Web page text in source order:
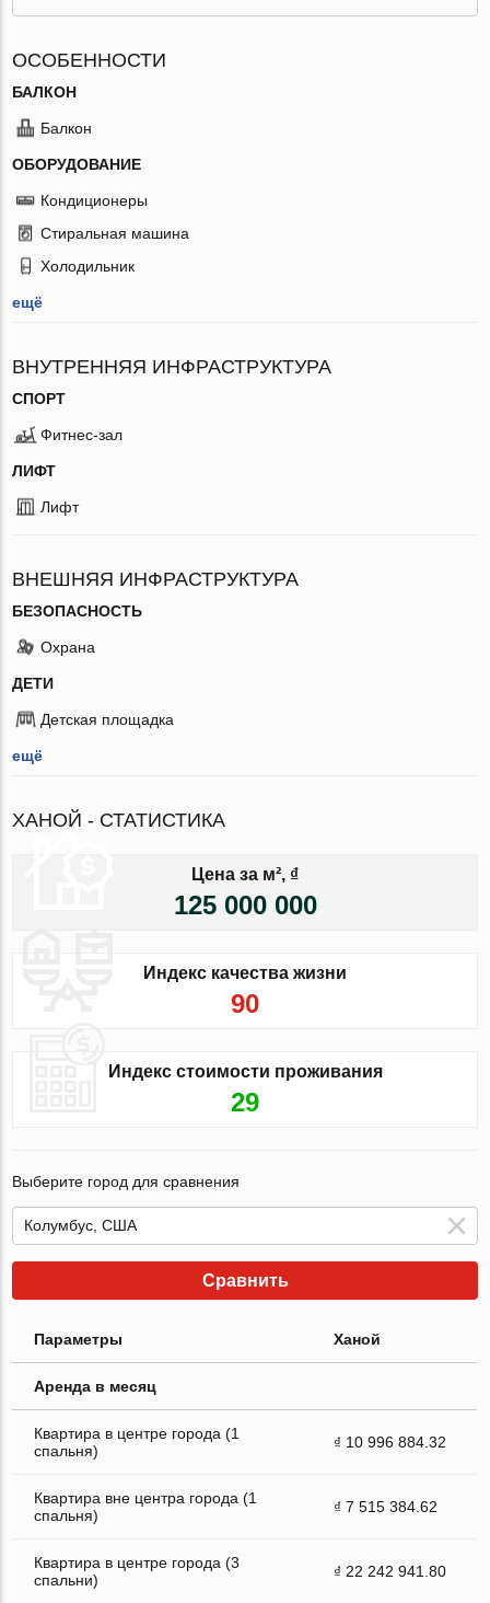
ОСОБЕННОСТИ
БАЛКОН
Балкон
ОБОРУДОВАНИЕ
Кондиционеры
Стиральная машина
Холодильник
ещё
ВНУТРЕННЯЯ ИНФРАСТРУКТУРА
СПОРТ
Фитнес-зал
ЛИФТ
Лифт
ВНЕШНЯЯ ИНФРАСТРУКТУРА
БЕЗОПАСНОСТЬ
Охрана
ДЕТИ
Детская площадка
ещё
ХАНОЙ - СТАТИСТИКА
Цена за м², ₫
125 000 000
Индекс качества жизни
90
Индекс стоимости проживания
29
Выберите город для сравнения
Сравнить
Параметры Ханой
Аренда в месяц
Квартира в центре города (1
спальня)
₫ 10 996 884.32
Квартира вне центра города (1
спальня)
₫ 7 515 384.62
Квартира в центре города (3
спальни)
₫ 22 242 941.80